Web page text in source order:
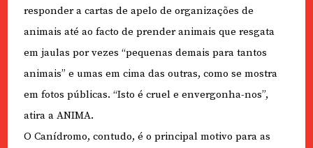
responder a cartas de apelo de organizações de
animais até ao facto de prender animais que resgata
em jaulas por vezes “pequenas demais para tantos
animais” e umas em cima das outras, como se mostra
em fotos públicas. “Isto é cruel e envergonha-nos”,
atira a ANIMA.
O Canídromo, contudo, é o principal motivo para as